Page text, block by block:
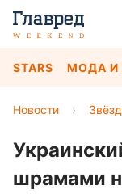
STARS МОДА И
Новости ›
шрамами